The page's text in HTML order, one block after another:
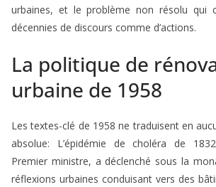
urbaines, et le problème non résolu qui
décennies de discours comme d’actions.
La politique de
urbaine de 1958
Les textes-clé de 1958 ne traduisent en
absolue: L’épidémie de choléra de
Premier ministre, a déclenché sous la
réflexions urbaines conduisant vers des